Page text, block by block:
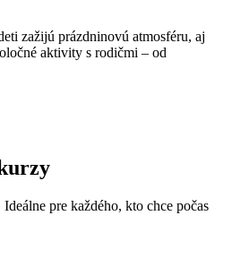
zažijú prázdninovú atmosféru, aj
aktivity s rodičmi – od
pre každého, kto chce počas